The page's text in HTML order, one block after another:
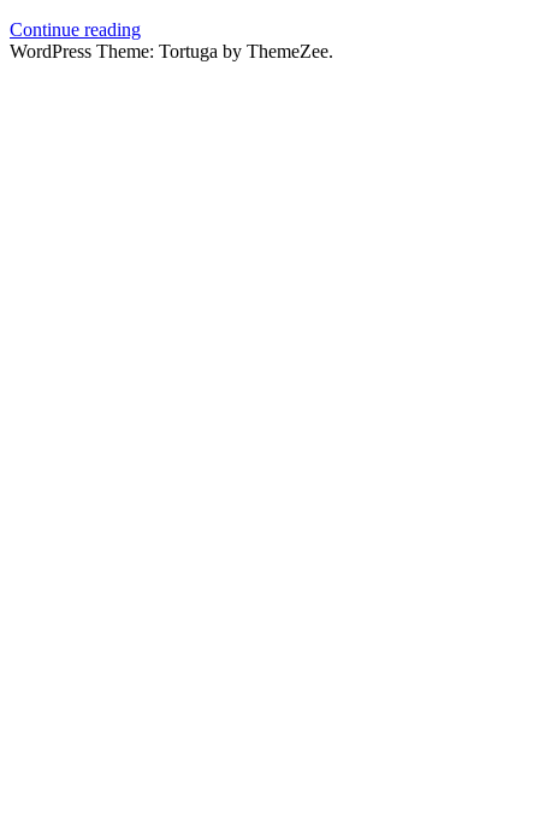
Continue reading
WordPress Theme: Tortuga by ThemeZee.